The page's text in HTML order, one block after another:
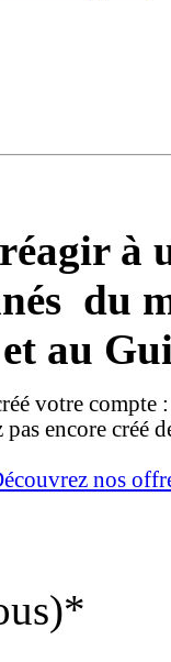
à
du
au
votre compte
encore créé
nos
*